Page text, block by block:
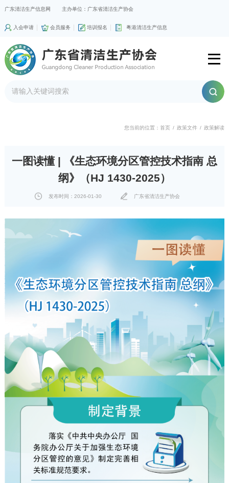
广东清洁生产信息网 主办单位：广东省清洁生产协会
入会申请 会员服务 培训报名 粤港清洁生产信息
您当前的位置：首页 / 政策文件 / 政策解读
一图读懂 | 《生态环境分区管控技术指南 总
纲》（HJ 1430-2025）
发布时间：2026-01-30 广东省清洁生产协会